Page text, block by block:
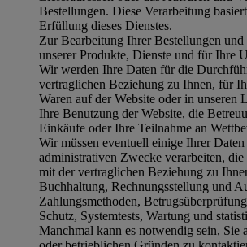
Bestellungen. Diese Verarbeitung
Erfüllung dieses Dienstes.
Zur Bearbeitung Ihrer Bestellungen
unserer Produkte, Dienste und für Ihre
Wir werden Ihre Daten für die
vertraglichen Beziehung zu Ihnen, für
Waren auf der Website oder in unseren
Ihre Benutzung der Website, die
Einkäufe oder Ihre Teilnahme an
Wir müssen eventuell einige Ihrer
administrativen Zwecke verarbeiten, die
mit der vertraglichen Beziehung zu
Buchhaltung, Rechnungsstellung und
Zahlungsmethoden,
Schutz, Systemtests, Wartung und
Manchmal kann es notwendig sein, Sie